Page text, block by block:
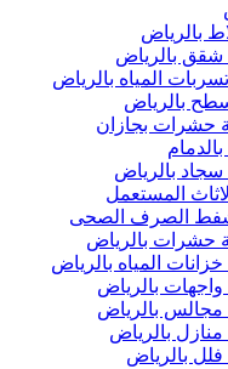
بالرياض
المياه بالرياض
بالرياض
بجازان
بالرياض
المستعمل
الصرف الصحى
بالرياض
المياه بالرياض
بالرياض
بالرياض
بالرياض
بالرياض